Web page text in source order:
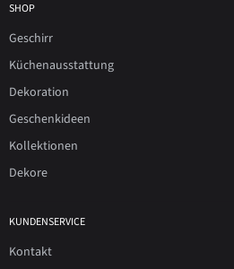
SHOP
Geschirr
Küchenausstattung
Dekoration
Geschenkideen
Kollektionen
Dekore
KUNDENSERVICE
Kontakt